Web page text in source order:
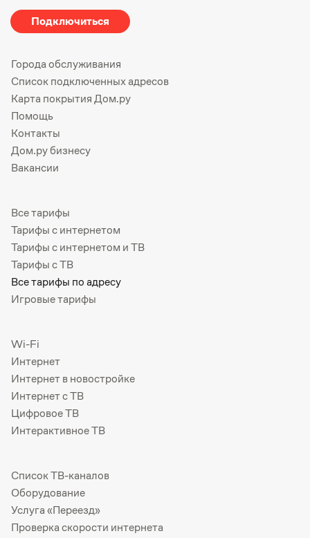
Подключиться
Города обслуживания
Список подключенных адресов
Карта покрытия Дом.ру
Помощь
Контакты
Дом.ру бизнесу
Вакансии
Все тарифы
Тарифы с интернетом
Тарифы с интернетом и ТВ
Тарифы с ТВ
Все тарифы по адресу
Игровые тарифы
Wi-Fi
Интернет
Интернет в новостройке
Интернет с ТВ
Цифровое ТВ
Интерактивное ТВ
Список ТВ-каналов
Оборудование
Услуга «Переезд»
Проверка скорости интернета